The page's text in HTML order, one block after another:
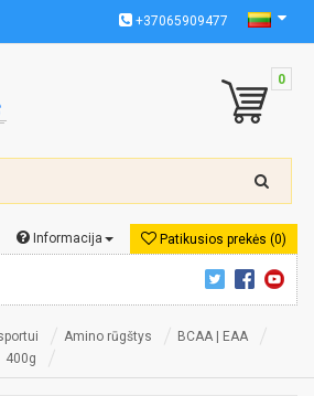
+37065909477
0
Patikusios prekės (0)
Informacija
Amino rūgštys
BCAA | EAA
400g